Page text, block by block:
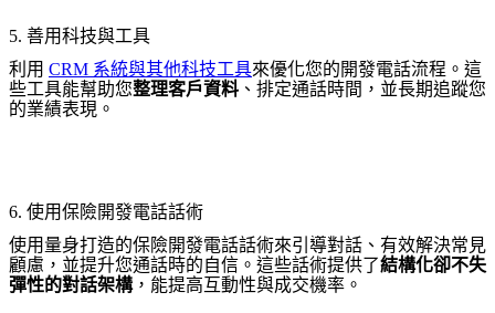
5. 善用科技與工具
利用 CRM 系統與其他科技工具來優化您的開發電話流程。這
些工具能幫助您整理客戶資料 、排定通話時間，並長期追蹤您
的業績表現。
6. 使用保險開發電話話術
使用量身打造的保險開發電話話術來引導對話、有效解決常見
顧慮，並提升您通話時的自信。這些話術提供了結構化卻不失
彈性的對話架構，能提高互動性與成交機率。